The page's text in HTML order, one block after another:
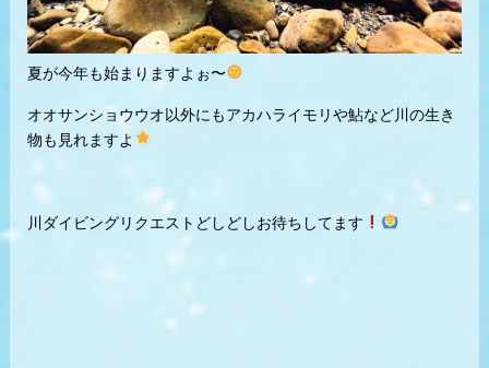
夏が今年も始まりますよぉ〜
オオサンショウウオ以外にもアカハライモリや鮎など川の生き
物も見れますよ
川ダイビングリクエストどしどしお待ちしてます